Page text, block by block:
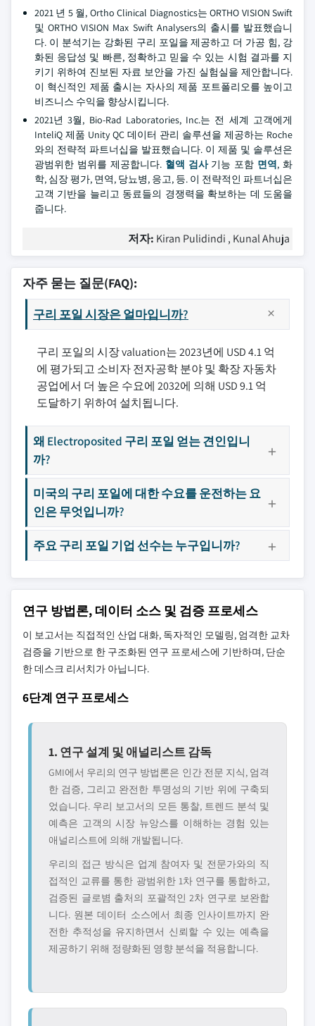
2021 년 5 월, Ortho Clinical Diagnostics는 ORTHO VISION Swift
및 ORTHO VISION Max Swift Analysers의 출시를 발표했습니
다. 이 분석기는 강화된 구리 포일을 제공하고 더 가공 힘, 강
화된 응답성 및 빠른, 정확하고 믿을 수 있는 시험 결과를 지
키기 위하여 진보된 자료 보안을 가진 실험실을 제안합니다.
이 혁신적인 제품 출시는 자사의 제품 포트폴리오를 높이고
비즈니스 수익을 향상시킵니다.
2021년 3월, Bio-Rad Laboratories, Inc.는 전 세계 고객에게
InteliQ 제품 Unity QC 데이터 관리 솔루션을 제공하는 Roche
와의 전략적 파트너십을 발표했습니다. 이 제품 및 솔루션은
광범위한 범위를 제공합니다. 혈액 검사기능 포함 면역, 화
학, 심장 평가, 면역, 당뇨병, 응고, 등. 이 전략적인 파트너십은
고객 기반을 늘리고 동료들의 경쟁력을 확보하는 데 도움을
줍니다.
저자: Kiran Pulidindi , Kunal Ahuja
자주 묻는 질문(FAQ):
구리 포일 시장은 얼마입니까?
구리 포일의 시장 valuation는 2023년에 USD 4.1 억
에 평가되고 소비자 전자공학 분야 및 확장 자동차
공업에서 더 높은 수요에 2032에 의해 USD 9.1 억
도달하기 위하여 설치됩니다.
왜 Electroposited 구리 포일 얻는 견인입니
까?
미국의 구리 포일에 대한 수요를 운전하는 요
인은 무엇입니까?
주요 구리 포일 기업 선수는 누구입니까?
연구 방법론, 데이터 소스 및 검증 프로세스
이 보고서는 직접적인 산업 대화, 독자적인 모델링, 엄격한 교차
검증을 기반으로 한 구조화된 연구 프로세스에 기반하며, 단순
한 데스크 리서치가 아닙니다.
6단계 연구 프로세스
1. 연구 설계 및 애널리스트 감독
GMI에서 우리의 연구 방법론은 인간 전문 지식, 엄격
한 검증, 그리고 완전한 투명성의 기반 위에 구축되
었습니다. 우리 보고서의 모든 통찰, 트렌드 분석 및
예측은 고객의 시장 뉴앙스를 이해하는 경험 있는
애널리스트에 의해 개발됩니다.
우리의 접근 방식은 업계 참여자 및 전문가와의 직
접적인 교류를 통한 광범위한 1차 연구를 통합하고,
검증된 글로볌 출처의 포괄적인 2차 연구로 보완합
니다. 원본 데이터 소스에서 최종 인사이트까지 완
전한 추적성을 유지하면서 신뢰할 수 있는 예측을
제공하기 위해 정량화된 영향 분석을 적용합니다.